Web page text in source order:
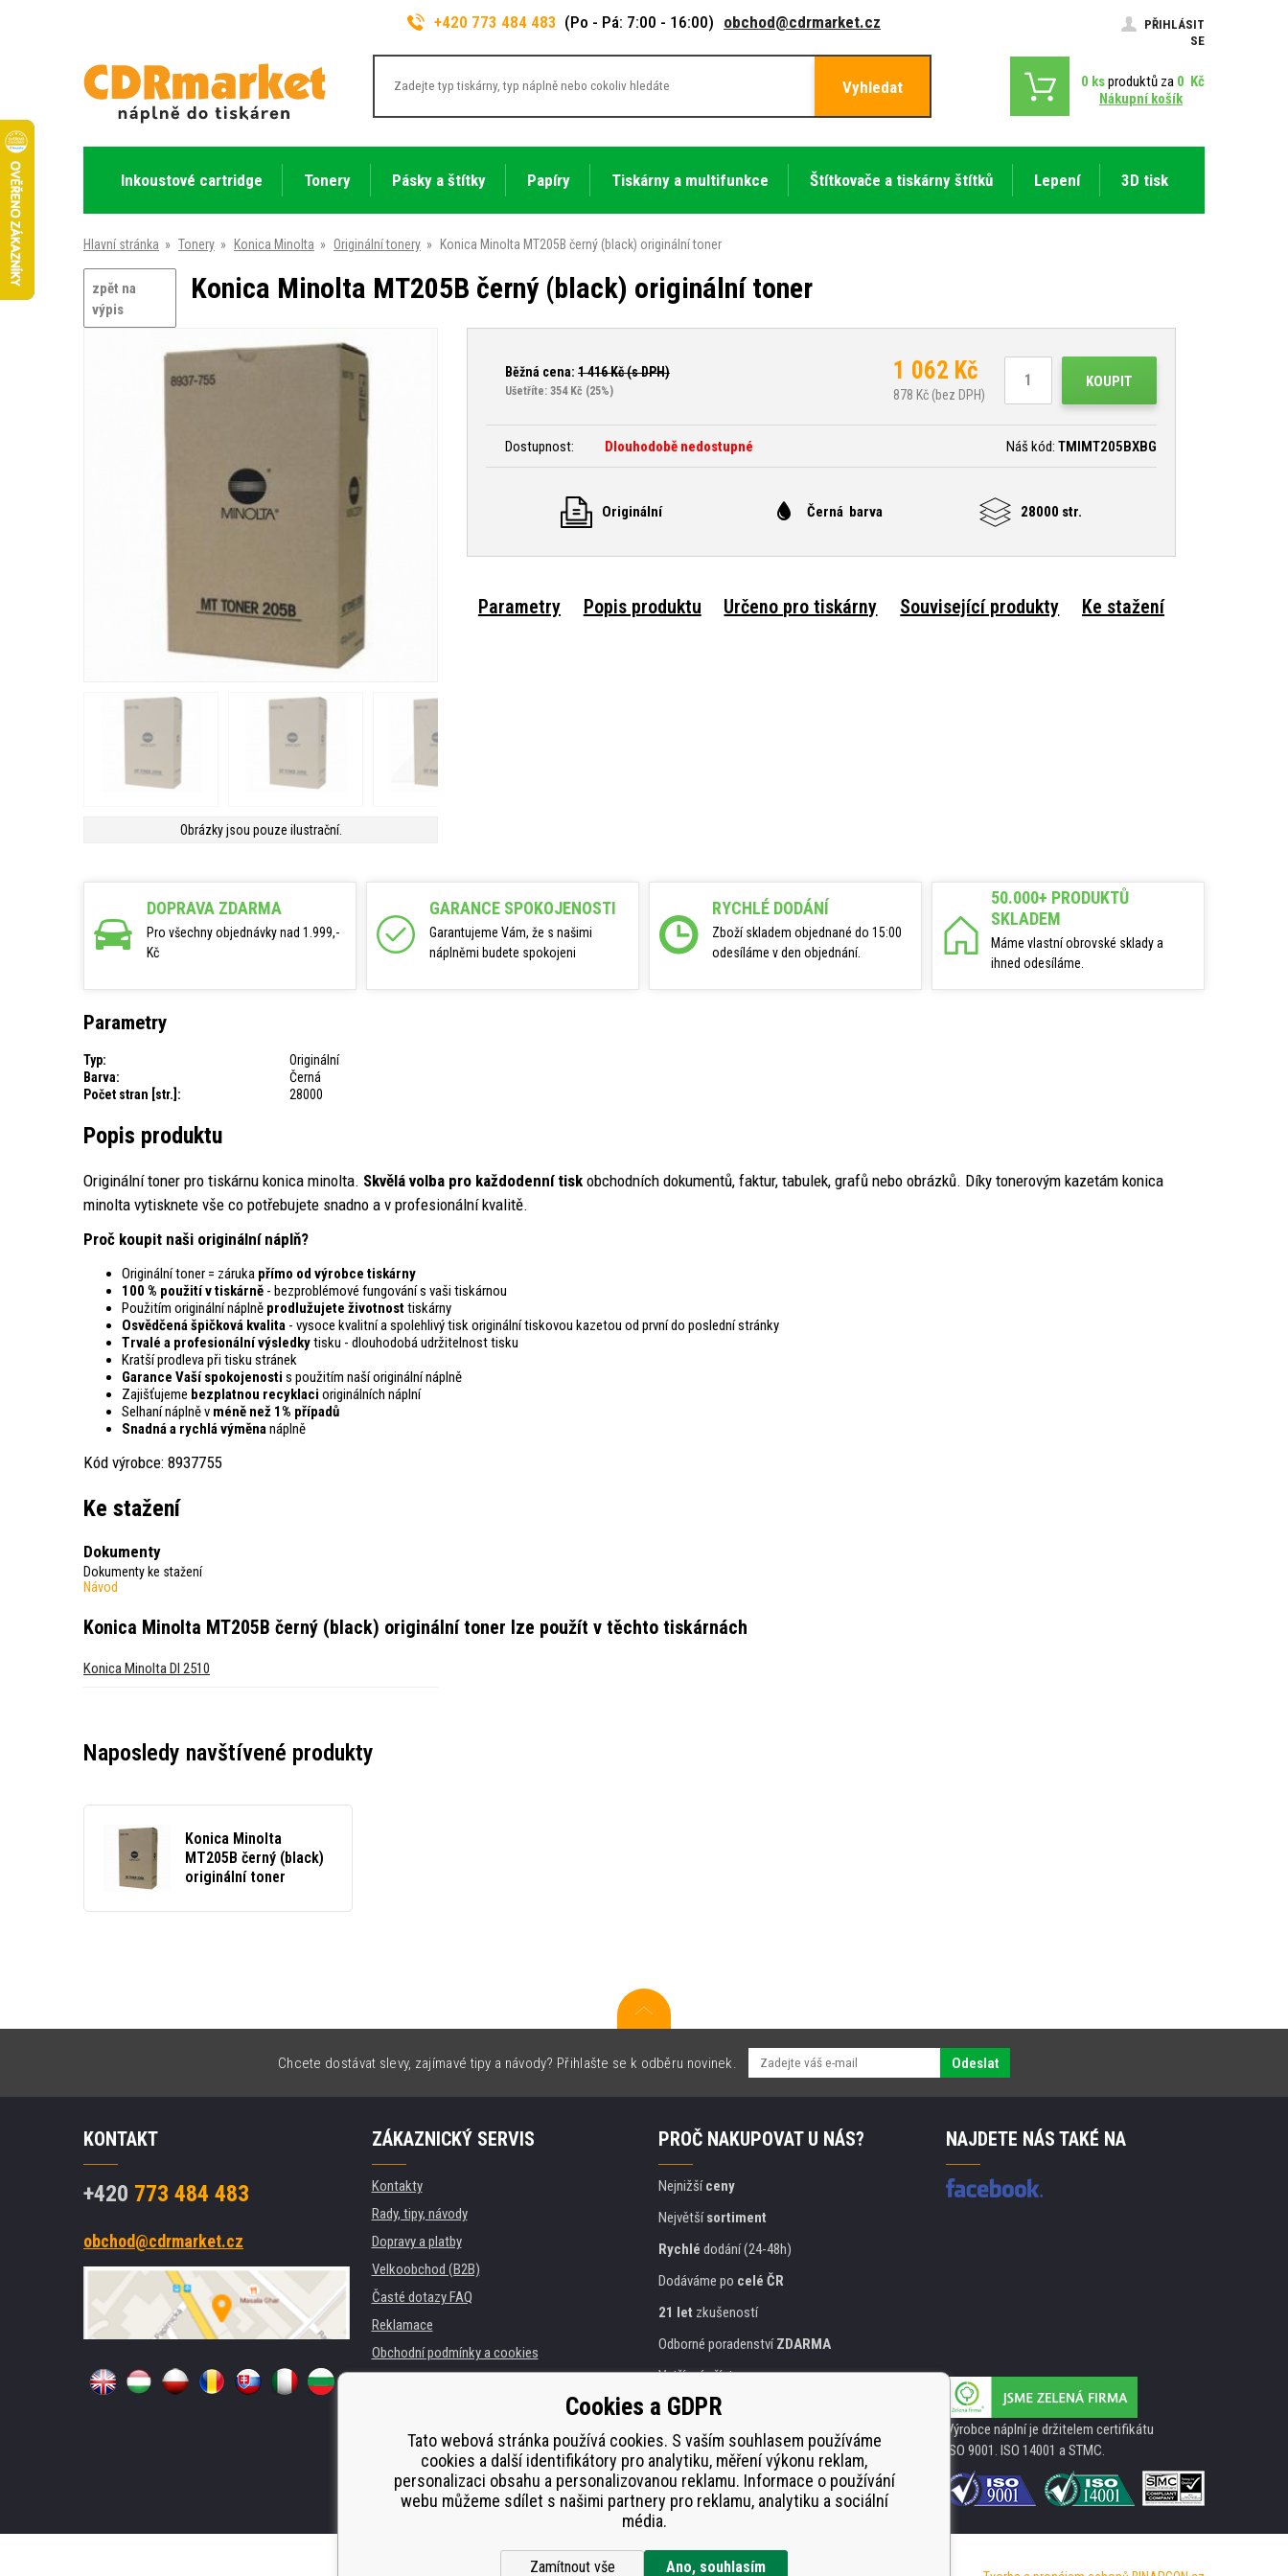
+420 773 484 483 (Po - Pá: 7:00 - 16:00) obchod@cdrmarket.cz
PŘIHLÁSIT
SE
Vyhledat 0 ksproduktů za 0 Kč
Nákupní košík
Inkoustové cartridge Tonery Pásky a štítky Papíry Tiskárny a multifunkce Štítkovače a tiskárny štítků Lepení 3D tisk
Hlavní stránka » Tonery » Konica Minolta » Originální tonery » Konica Minolta MT205B černý (black) originální toner
zpět na
výpis
Konica Minolta MT205B černý (black) originální toner
Obrázky jsou pouze ilustrační.
Běžná cena: 1 416Kč (s DPH)
Ušetříte: 354 Kč (25%)
1 062 Kč
878 Kč (bez DPH)
KOUPIT
Dostupnost: Dlouhodobě nedostupné Náš kód: TMIMT205BXBG
Originální Černá barva 28000 str.
Parametry Popis produktu Určeno pro tiskárny Související produkty Ke stažení
DOPRAVA ZDARMA
Pro všechny objednávky nad 1.999,-
Kč
GARANCE SPOKOJENOSTI
Garantujeme Vám, že s našimi
náplněmi budete spokojeni
RYCHLÉ DODÁNÍ
Zboží skladem objednané do 15:00
odesíláme v den objednání.
50.000+ PRODUKTŮ
SKLADEM
Máme vlastní obrovské sklady a
ihned odesíláme.
Parametry
Typ:
Originální
Barva:
Černá
Počet stran [str.]:
28000
Popis produktu
Originální toner pro tiskárnu konica minolta. Skvělá volba pro každodenní tisk obchodních dokumentů, faktur, tabulek, grafů nebo obrázků. Díky tonerovým kazetám konica
minolta vytisknete vše co potřebujete snadno a v profesionální kvalitě.
Proč koupit naši originální náplň?
Originální toner = záruka přímo od výrobce tiskárny
100 % použití v tiskárně - bezproblémové fungování s vaši tiskárnou
Použitím originální náplně prodlužujete životnosttiskárny
Osvědčená špičková kvalita - vysoce kvalitní a spolehlivý tisk originální tiskovou kazetou od první do poslední stránky
Trvalé a profesionální výsledkytisku - dlouhodobá udržitelnost tisku
Kratší prodleva při tisku stránek
Garance Vaší spokojenosti s použitím naší originální náplně
Zajišťujeme bezplatnou recyklaci originálních náplní
Selhaní náplně v méně než 1% případů
Snadná a rychlá výměnanáplně
Kód výrobce: 8937755
Ke stažení
Dokumenty
Dokumenty ke stažení
Návod
Konica Minolta MT205B černý (black) originální toner lze použít v těchto tiskárnách
Konica Minolta DI 2510
Naposledy navštívené produkty
Konica Minolta
MT205B černý (black)
originální toner
Chcete dostávat slevy, zajímavé tipy a návody? Přihlašte se k odběru novinek. Odeslat
KONTAKT
+420 773 484 483
obchod@cdrmarket.cz
ZÁKAZNICKÝ SERVIS
Kontakty
Rady, tipy, návody
Dopravy a platby
Velkoobchod (B2B)
Časté dotazy FAQ
Reklamace
Obchodní podmínky a cookies
Pronájem tiskáren
Náhradní plnění
Odstoupení od smlouvy
PROČ NAKUPOVAT U NÁS?
Nejnižšíceny
Největšísortiment
Rychlé dodání (24-48h)
Dodáváme po celé ČR
21 let zkušeností
Odborné poradenstvíZDARMA
Vstřícný přístup
Zlatýcertifikát
Bezpečnéon-line platby
NAJDETE NÁS TAKÉ NA
Výrobce náplní je držitelem certifikátu
ISO 9001. ISO 14001 a STMC.
Cookies a GDPR
Tato webová stránka používá cookies. S vaším souhlasem používáme
cookies a další identifikátory pro analytiku, měření výkonu reklam,
personalizaci obsahu a personalizovanou reklamu. Informace o používání
webu můžeme sdílet s našimi partnery pro reklamu, analytiku a sociální
média.
Zamítnout vše Ano, souhlasím